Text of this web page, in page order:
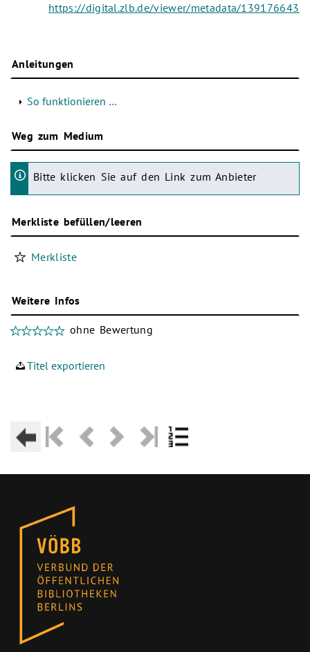
https://digital.zlb.de/viewer/metadata/1391766431/
Anleitungen
So funktionieren …
Weg zum Medium
Bitte klicken Sie auf den Link zum Anbieter
Merkliste befüllen/leeren
Merkliste
Weitere Infos
ohne Bewertung
Titel exportieren